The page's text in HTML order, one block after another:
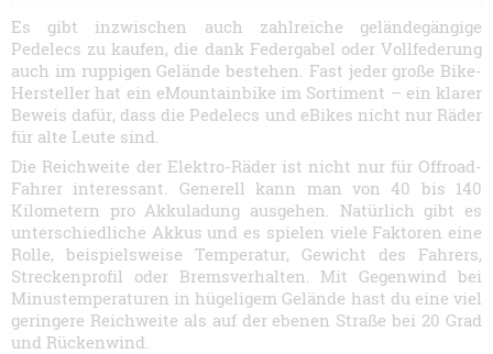
Es gibt inzwischen auch zahlreiche geländegängige
Pedelecs zu kaufen, die dank Federgabel oder Vollfederung
auch im ruppigen Gelände bestehen. Fast jeder große Bike-
Hersteller hat ein eMountainbike im Sortiment – ein klarer
Beweis dafür, dass die Pedelecs und eBikes nicht nur Räder
für alte Leute sind.
Die Reichweite der Elektro-Räder ist nicht nur für Offroad-
Fahrer interessant. Generell kann man von 40 bis 140
Kilometern pro Akkuladung ausgehen. Natürlich gibt es
unterschiedliche Akkus und es spielen viele Faktoren eine
Rolle, beispielsweise Temperatur, Gewicht des Fahrers,
Streckenprofil oder Bremsverhalten. Mit Gegenwind bei
Minustemperaturen in hügeligem Gelände hast du eine viel
geringere Reichweite als auf der ebenen Straße bei 20 Grad
und Rückenwind.